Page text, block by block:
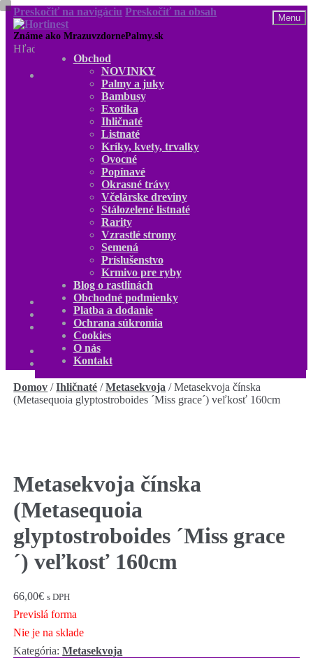
Preskočiť na navigáciu Preskočiť na obsah
Hľadať:
Menu
NOVINKY
Palmy a juky
Bambusy
Exotika
Ihličnaté
Listnaté
Kríky, kvety, trvalky
Ovocné
Popínavé
Okrasné trávy
Včelárske dreviny
Stálozelené listnaté
Rarity
Vzrastlé stromy
Semená
Príslušenstvo
Krmivo pre ryby
Blog o rastlinách
O nás
Kontakt
Obchod
NOVINKY
Palmy a juky
Bambusy
Exotika
Ihličnaté
Listnaté
Kríky, kvety, trvalky
Ovocné
Popínavé
Okrasné trávy
Včelárske dreviny
Stálozelené listnaté
Rarity
Vzrastlé stromy
Semená
Príslušenstvo
Krmivo pre ryby
Blog o rastlinách
Obchodné podmienky
Platba a dodanie
Ochrana súkromia
Cookies
O nás
Kontakt
€ 0 produktov
Domov /Ihličnaté /Metasekvoja /Metasekvoja čínska
(Metasequoia glyptostroboides ´Miss grace´) veľkosť 160cm
Metasekvoja čínska
(Metasequoia
glyptostroboides ´Miss grace
´) veľkosť 160cm
66,00€ s DPH
Previslá forma
Nie je na sklade
Kategória:Metasekvoja